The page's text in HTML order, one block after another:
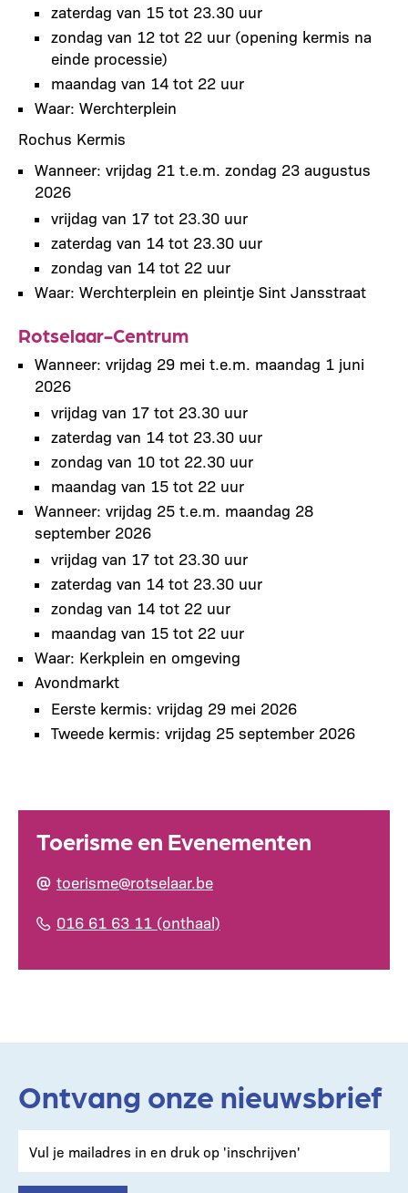
Toerisme en Evenementen
toerisme@rotselaar.be
016 61 63 11 (onthaal)
zaterdag van 15 tot 23.30 uur
zondag van 12 tot 22 uur (opening kermis na
einde processie)
maandag van 14 tot 22 uur
Waar: Werchterplein
Rochus Kermis
Wanneer: vrijdag 21 t.e.m. zondag 23 augustus
2026
vrijdag van 17 tot 23.30 uur
zaterdag van 14 tot 23.30 uur
zondag van 14 tot 22 uur
Waar: Werchterplein en pleintje Sint Jansstraat
Rotselaar-Centrum
Wanneer: vrijdag 29 mei t.e.m. maandag 1 juni
2026
vrijdag van 17 tot 23.30 uur
zaterdag van 14 tot 23.30 uur
zondag van 10 tot 22.30 uur
maandag van 15 tot 22 uur
Wanneer: vrijdag 25 t.e.m. maandag 28
september 2026
vrijdag van 17 tot 23.30 uur
zaterdag van 14 tot 23.30 uur
zondag van 14 tot 22 uur
maandag van 15 tot 22 uur
Waar: Kerkplein en omgeving
Avondmarkt
Eerste kermis: vrijdag 29 mei 2026
Tweede kermis: vrijdag 25 september 2026
Ontvang onze nieuwsbrief